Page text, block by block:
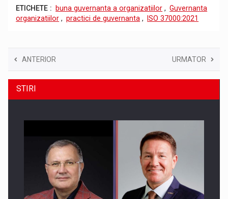
ETICHETE : buna guvernanta a organizatiilor , Guvernanta
organizatiilor , practici de guvernanta , ISO 37000:2021
ANTERIOR URMATOR
STIRI